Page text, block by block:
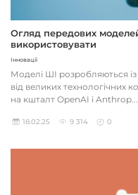
Огляд передових моделей
використовувати
Інновації
Моделі ШІ розробляються
від великих технологічних
на кшталт OpenAI і Anthrop...
18.02.25 9 314 0